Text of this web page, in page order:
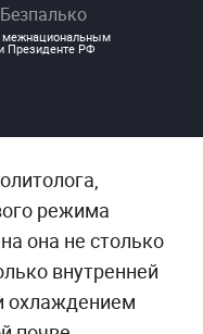
межнациональным
Президенте РФ
режима
она не столько
внутренней
охлаждением